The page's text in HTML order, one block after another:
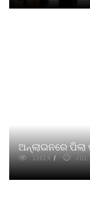
ଅନ୍‌ଲାଇନରେ
13624 JUL